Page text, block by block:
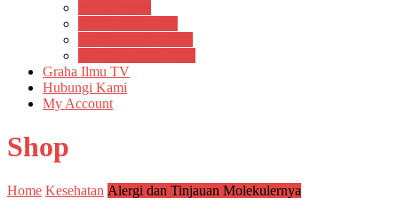
Graha Ilmu TV
Hubungi Kami
My Account
Shop
Home Kesehatan Alergi dan Tinjauan Molekulernya